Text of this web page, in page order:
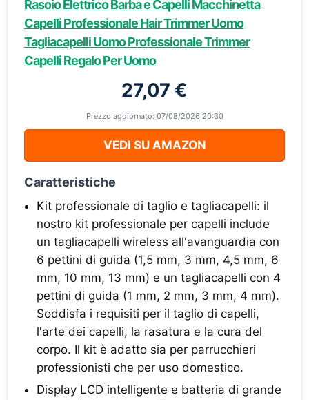
Rasoio Elettrico Barba e Capelli Macchinetta
Capelli Professionale Hair Trimmer Uomo
Tagliacapelli Uomo Professionale Trimmer
Capelli Regalo Per Uomo
27,07 €
Prezzo aggiornato: 07/08/2026 20:30
VEDI SU AMAZON
Caratteristiche
Kit professionale di taglio e tagliacapelli: il
nostro kit professionale per capelli include
un tagliacapelli wireless all'avanguardia con
6 pettini di guida (1,5 mm, 3 mm, 4,5 mm, 6
mm, 10 mm, 13 mm) e un tagliacapelli con 4
pettini di guida (1 mm, 2 mm, 3 mm, 4 mm).
Soddisfa i requisiti per il taglio di capelli,
l'arte dei capelli, la rasatura e la cura del
corpo. Il kit è adatto sia per parrucchieri
professionisti che per uso domestico.
Display LCD intelligente e batteria di grande